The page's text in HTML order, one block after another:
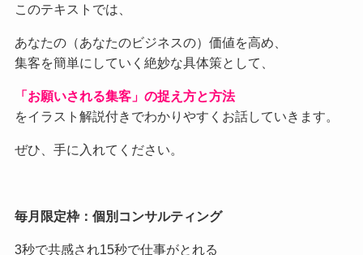
このテキストでは、
あなたの（あなたのビジネスの）価値を高め、
集客を簡単にしていく絶妙な具体策として、
「お願いされる集客」の捉え方と方法
をイラスト解説付きでわかりやすくお話していきます。
ぜひ、手に入れてください。
毎月限定枠：個別コンサルティング
3秒で共感され15秒で仕事がとれる